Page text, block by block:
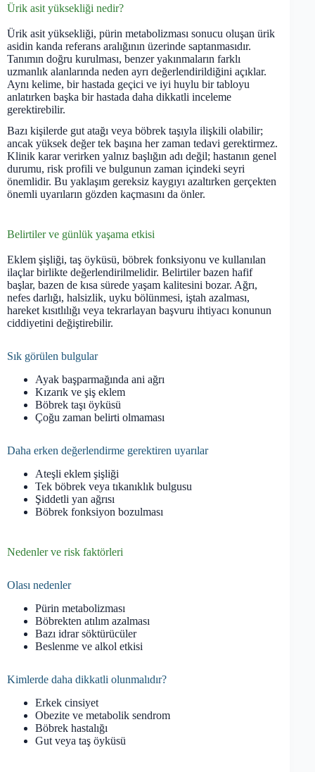
Ürik asit yüksekliği nedir?
Ürik asit yüksekliği, pürin metabolizması sonucu oluşan ürik
asidin kanda referans aralığının üzerinde saptanmasıdır.
Tanımın doğru kurulması, benzer yakınmaların farklı
uzmanlık alanlarında neden ayrı değerlendirildiğini açıklar.
Aynı kelime, bir hastada geçici ve iyi huylu bir tabloyu
anlatırken başka bir hastada daha dikkatli inceleme
gerektirebilir.
Bazı kişilerde gut atağı veya böbrek taşıyla ilişkili olabilir;
ancak yüksek değer tek başına her zaman tedavi gerektirmez.
Klinik karar verirken yalnız başlığın adı değil; hastanın genel
durumu, risk profili ve bulgunun zaman içindeki seyri
önemlidir. Bu yaklaşım gereksiz kaygıyı azaltırken gerçekten
önemli uyarıların gözden kaçmasını da önler.
Belirtiler ve günlük yaşama etkisi
Eklem şişliği, taş öyküsü, böbrek fonksiyonu ve kullanılan
ilaçlar birlikte değerlendirilmelidir. Belirtiler bazen hafif
başlar, bazen de kısa sürede yaşam kalitesini bozar. Ağrı,
nefes darlığı, halsizlik, uyku bölünmesi, iştah azalması,
hareket kısıtlılığı veya tekrarlayan başvuru ihtiyacı konunun
ciddiyetini değiştirebilir.
Sık görülen bulgular
Ayak başparmağında ani ağrı
Kızarık ve şiş eklem
Böbrek taşı öyküsü
Çoğu zaman belirti olmaması
Daha erken değerlendirme gerektiren uyarılar
Ateşli eklem şişliği
Tek böbrek veya tıkanıklık bulgusu
Şiddetli yan ağrısı
Böbrek fonksiyon bozulması
Nedenler ve risk faktörleri
Olası nedenler
Pürin metabolizması
Böbrekten atılım azalması
Bazı idrar söktürücüler
Beslenme ve alkol etkisi
Kimlerde daha dikkatli olunmalıdır?
Erkek cinsiyet
Obezite ve metabolik sendrom
Böbrek hastalığı
Gut veya taş öyküsü